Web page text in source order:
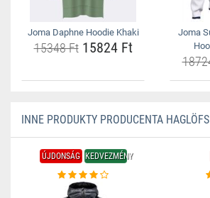
Joma Daphne Hoodie Khaki
15348 Ft15824 Ft
Joma
INNE PRODUKTY PRODUCENTA HAGLÖFS
ÚJDONSÁG KEDVEZMÉNY